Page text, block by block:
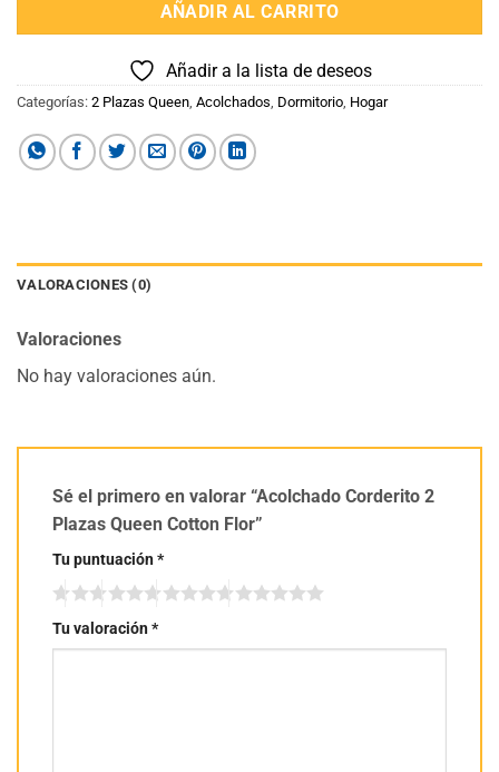
AÑADIR AL CARRITO
Añadir a la lista de deseos
Categorías: 2 Plazas Queen, Acolchados, Dormitorio, Hogar
VALORACIONES (0)
Valoraciones
No hay valoraciones aún.
Sé el primero en valorar “Acolchado Corderito 2
Plazas Queen Cotton Flor”
Tu puntuación*
Tu valoración*